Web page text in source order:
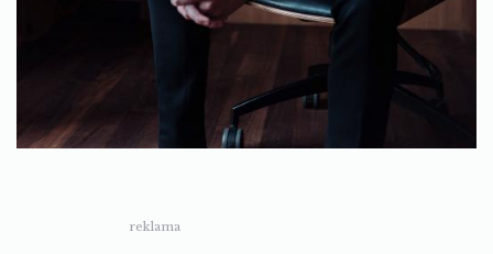
reklama